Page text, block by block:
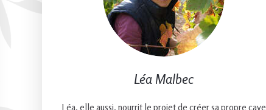
Léa Malbec
Léa, elle aussi, nourrit le projet de créer sa propre cave